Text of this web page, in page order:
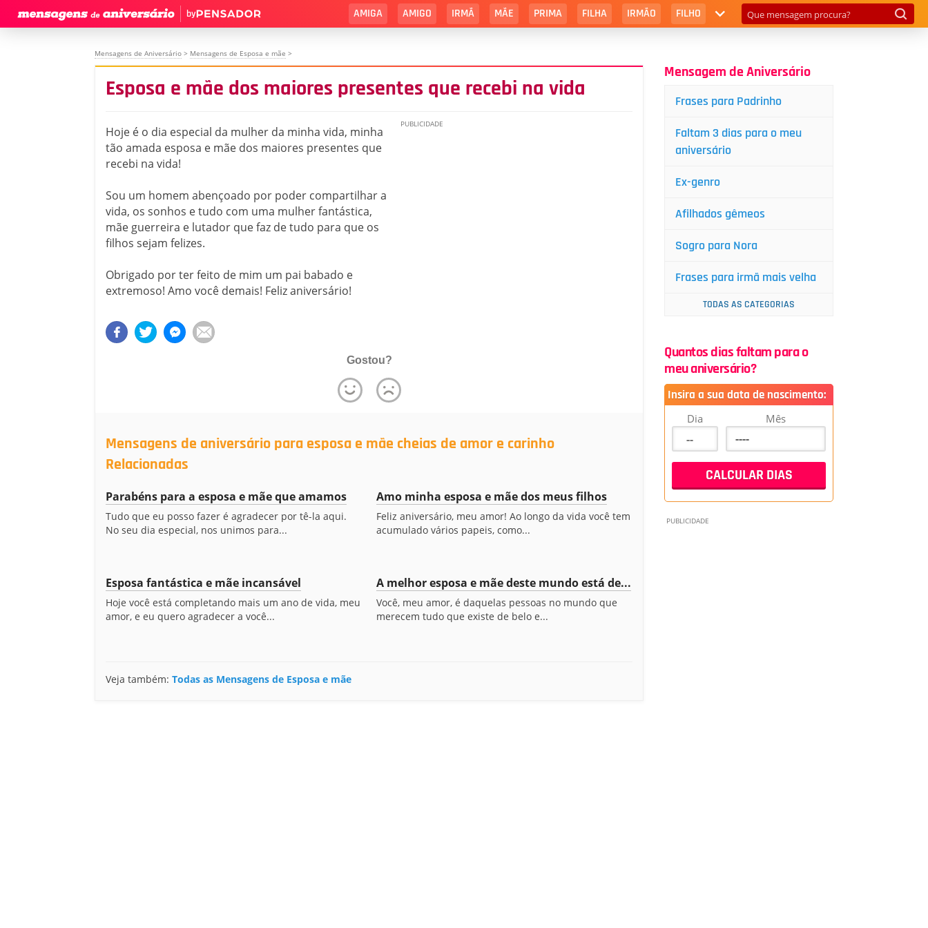
by AMIGA AMIGO IRMÃ MÃE PRIMA FILHA IRMÃO FILHO
Mensagens de Aniversário > Mensagens de Esposa e mãe >
Esposa e mãe dos maiores presentes que recebi na vida
Hoje é o dia especial da mulher da minha vida, minha
tão amada esposa e mãe dos maiores presentes que
recebi na vida!
Sou um homem abençoado por poder compartilhar a
vida, os sonhos e tudo com uma mulher fantástica,
mãe guerreira e lutador que faz de tudo para que os
filhos sejam felizes.
Obrigado por ter feito de mim um pai babado e
extremoso! Amo você demais! Feliz aniversário!
Gostou?
Mensagens de aniversário para esposa e mãe cheias de amor e carinho
Relacionadas
Parabéns para a esposa e mãe que amamos
Tudo que eu posso fazer é agradecer por tê-la aqui.
No seu dia especial, nos unimos para...
Amo minha esposa e mãe dos meus filhos
Feliz aniversário, meu amor! Ao longo da vida você tem
acumulado vários papeis, como...
Esposa fantástica e mãe incansável
Hoje você está completando mais um ano de vida, meu
amor, e eu quero agradecer a você...
A melhor esposa e mãe deste mundo está de...
Você, meu amor, é daquelas pessoas no mundo que
merecem tudo que existe de belo e...
Veja também: Todas as Mensagens de Esposa e mãe
Mensagem de Aniversário
Frases para Padrinho
Faltam 3 dias para o meu
aniversário
Ex-genro
Afilhados gêmeos
Sogro para Nora
Frases para irmã mais velha
TODAS AS CATEGORIAS
Quantos dias faltam para o
meu aniversário?
Insira a sua data de nascimento:
Dia Mês